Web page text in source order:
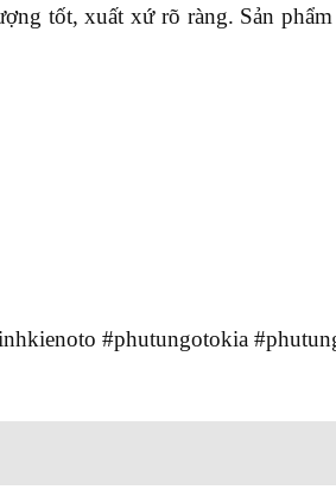
tốt, xuất xứ rõ ràng. Sản
#phutungotokia